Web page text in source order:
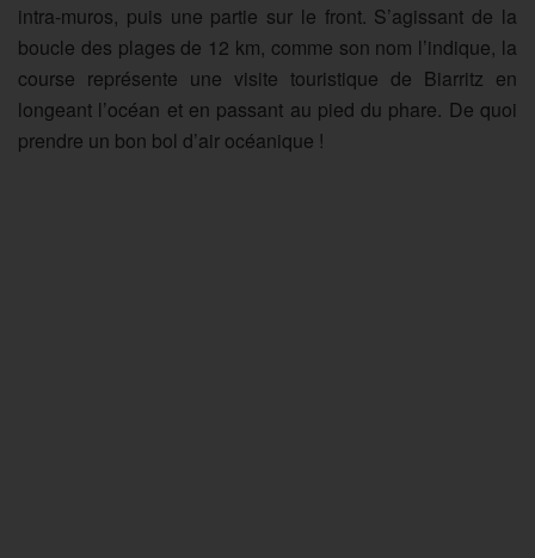
intra-muros, puis une partie sur le front. S’agissant de la
boucle des plages de 12 km, comme son nom l’indique, la
course représente une visite touristique de Biarritz en
longeant l’océan et en passant au pied du phare. De quoi
prendre un bon bol d’air océanique !